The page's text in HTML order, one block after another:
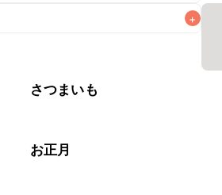
ると、仕上がりにアルコール特
ことをおすすめいたします。
+
りください。
さつまいも
お正月